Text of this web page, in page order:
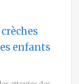
enfants